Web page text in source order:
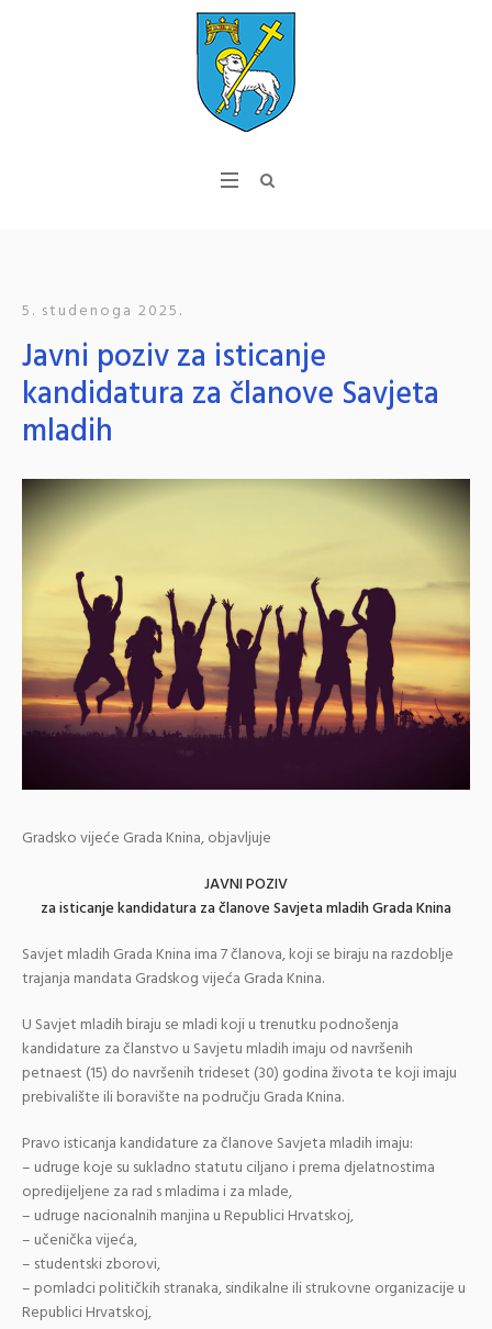
5. studenoga 2025.
Javni poziv za isticanje
kandidatura za članove Savjeta
mladih
Gradsko vijeće Grada Knina, objavljuje
JAVNI POZIV
za isticanje kandidatura za članove Savjeta mladih Grada Knina
Savjet mladih Grada Knina ima 7 članova, koji se biraju na razdoblje
trajanja mandata Gradskog vijeća Grada Knina.
U Savjet mladih biraju se mladi koji u trenutku podnošenja
kandidature za članstvo u Savjetu mladih imaju od navršenih
petnaest (15) do navršenih trideset (30) godina života te koji imaju
prebivalište ili boravište na području Grada Knina.
Pravo isticanja kandidature za članove Savjeta mladih imaju:
– udruge koje su sukladno statutu ciljano i prema djelatnostima
opredijeljene za rad s mladima i za mlade,
– udruge nacionalnih manjina u Republici Hrvatskoj,
– učenička vijeća,
– studentski zborovi,
– pomladci političkih stranaka, sindikalne ili strukovne organizacije u
Republici Hrvatskoj,